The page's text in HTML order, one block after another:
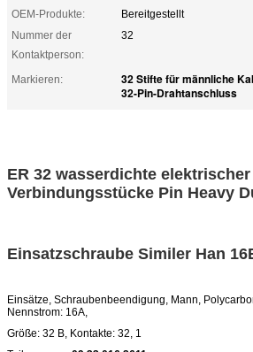
OEM-Produkte:
Bereitgestellt
Nummer der
Kontaktperson:
32
Markieren: 32 Stifte für männliche
32-Pin-Drahtanschluss
ER 32 wasserdichte
Verbindungsstücke Pin Heavy
Einsatzschraube Similer Han
Einsätze, Schraubenbeendigung, Mann,
Nennstrom: 16A,
Größe: 32 B, Kontakte: 32, 1